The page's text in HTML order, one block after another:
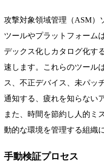
攻撃対象領域管理（ASM）
ツールやプラットフォーム
デックス化しカタログ化す
速します。これらのツール
ス、不正デバイス、未パッ
通知する、疲れを知らない
また、時間を節約し人的ミ
動的な環境を管理する組織
手動検証プロセス